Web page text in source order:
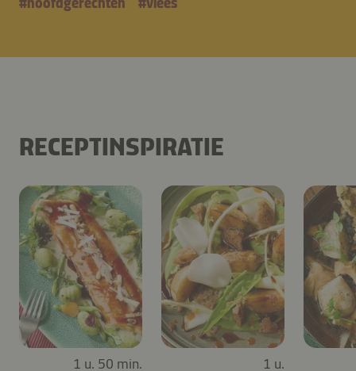
RECEPTINSPIRATIE
1 u. 50 min. 1 u.